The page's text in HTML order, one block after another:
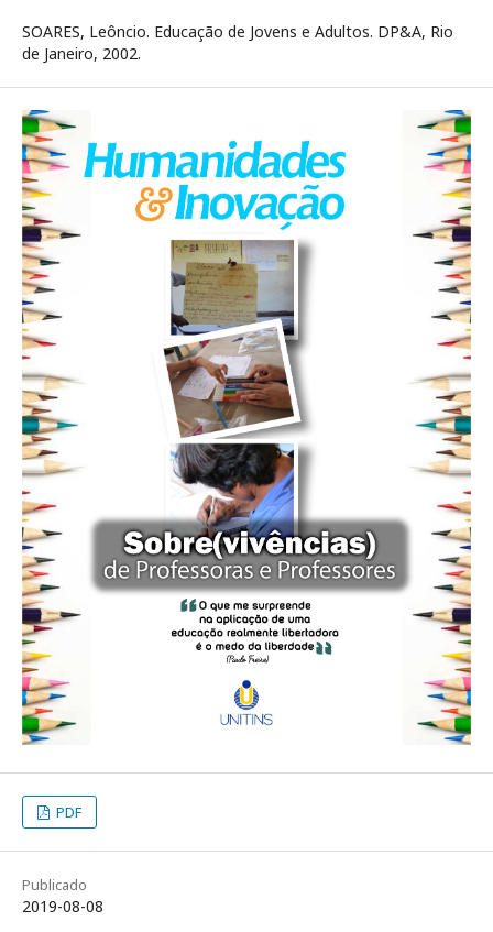
SOARES, Leôncio. Educação de Jovens e Adultos. DP&A, Rio
de Janeiro, 2002.
PDF
Publicado
2019-08-08